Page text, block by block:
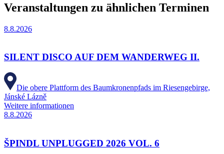
Veranstaltungen zu ähnlichen Terminen
8.8.2026
SILENT DISCO AUF DEM WANDERWEG II.
Die obere Plattform des Baumkronenpfads im Riesengebirge,
Jánské Lázně
Weitere informationen
8.8.2026
ŠPINDL UNPLUGGED 2026 VOL. 6